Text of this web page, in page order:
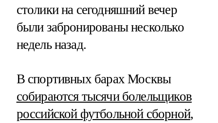
столики на сегодняшний вечер
были забронированы несколько
недель назад.
В спортивных барах Москвы
собираются тысячи болельщиков
российской футбольной сборной,